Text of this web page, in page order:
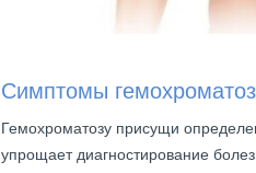
Симптомы
Гемохроматозу присущи
упрощает диагностирование